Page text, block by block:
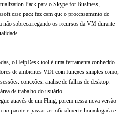
Pack para o Skype for Business,
esse pack faz com que o processamento de
sobrecarregando os recursos da VM durante
o HelpDesk tool é uma ferramenta conhecido
de ambientes VDI com funções simples como,
conexões, analise de falhas de desktop,
de trabalho do usuário.
através de um Fling, porem nessa nova versão
pacote e passar ser oficialmente homologada e